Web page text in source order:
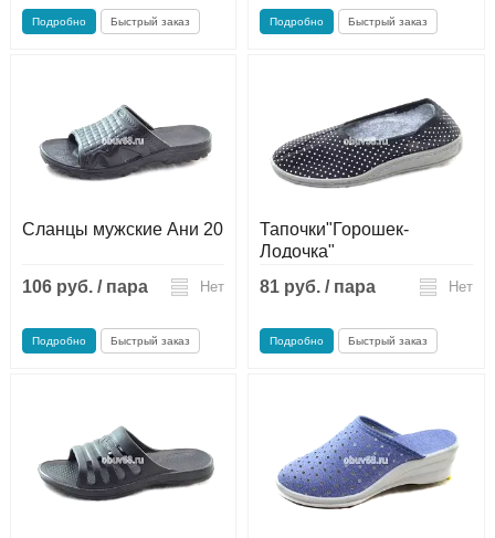
Подробно Быстрый заказ Подробно Быстрый заказ
Сланцы мужские Ани 20
106 руб. / пара Нет
Подробно Быстрый заказ
Тапочки"Горошек-
Лодочка"
81 руб. / пара
Нет
Подробно Быстрый заказ